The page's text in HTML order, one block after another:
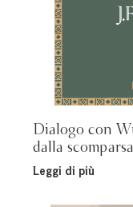
Dialogo con
dalla
Leggi di più